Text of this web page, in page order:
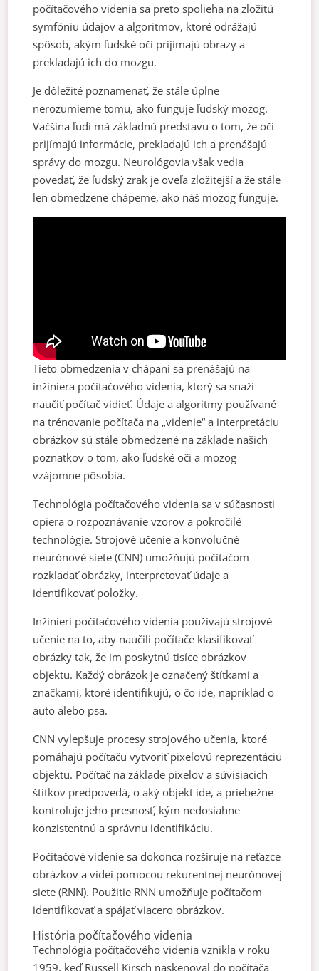
počítačového videnia sa preto spolieha na zložitú
symfóniu údajov a algoritmov, ktoré odrážajú
spôsob, akým ľudské oči prijímajú obrazy a
prekladajú ich do mozgu.
Je dôležité poznamenať, že stále úplne
nerozumieme tomu, ako funguje ľudský mozog.
Väčšina ľudí má základnú predstavu o tom, že oči
prijímajú informácie, prekladajú ich a prenášajú
správy do mozgu. Neurológovia však vedia
povedať, že ľudský zrak je oveľa zložitejší a že stále
len obmedzene chápeme, ako náš mozog funguje.
Tieto obmedzenia v chápaní sa prenášajú na
inžiniera počítačového videnia, ktorý sa snaží
naučiť počítač vidieť. Údaje a algoritmy používané
na trénovanie počítača na „videnie“ a interpretáciu
obrázkov sú stále obmedzené na základe našich
poznatkov o tom, ako ľudské oči a mozog
vzájomne pôsobia.
Technológia počítačového videnia sa v súčasnosti
opiera o rozpoznávanie vzorov a pokročilé
technológie. Strojové učenie a konvolučné
neurónové siete (CNN) umožňujú počítačom
rozkladať obrázky, interpretovať údaje a
identifikovať položky.
Inžinieri počítačového videnia používajú strojové
učenie na to, aby naučili počítače klasifikovať
obrázky tak, že im poskytnú tisíce obrázkov
objektu. Každý obrázok je označený štítkami a
značkami, ktoré identifikujú, o čo ide, napríklad o
auto alebo psa.
CNN vylepšuje procesy strojového učenia, ktoré
pomáhajú počítaču vytvoriť pixelovú reprezentáciu
objektu. Počítač na základe pixelov a súvisiacich
štítkov predpovedá, o aký objekt ide, a priebežne
kontroluje jeho presnosť, kým nedosiahne
konzistentnú a správnu identifikáciu.
Počítačové videnie sa dokonca rozširuje na reťazce
obrázkov a videí pomocou rekurentnej neurónovej
siete (RNN). Použitie RNN umožňuje počítačom
identifikovať a spájať viacero obrázkov.
História počítačového videnia
Technológia počítačového videnia vznikla v roku
1959, keď Russell Kirsch naskenoval do počítača